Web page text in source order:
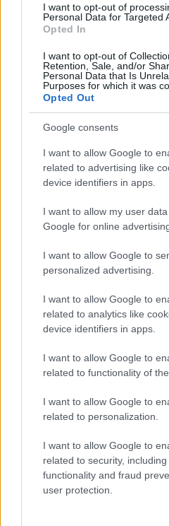
I want to opt-out of
Personal Data for Targeted
Opted In
I want to opt-out of
Retention, Sale, and/or
Personal Data that Is
Purposes for which it was
Opted Out
Google consents
I want to allow Google to
related to advertising like
device identifiers in apps.
I want to allow my user
Google for online
I want to allow Google to
personalized advertising.
I want to allow Google to
related to analytics like
device identifiers in apps.
I want to allow Google to
related to functionality of
I want to allow Google to
related to personalization.
I want to allow Google to
related to security,
functionality and fraud
user protection.
#SPORT #FOCI
SPORTKÖZVETÍTÉS #KASSAI
PUSKÁS ARÉNA #RTL
PSG-ARSENAL #BL-DÖNTŐ
Népszerű
Rubint Réka: A mai napig
os tüdőkapacitásom